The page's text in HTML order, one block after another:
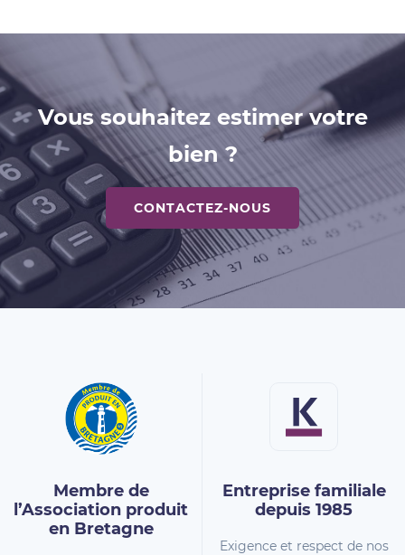
Vous souhaitez estimer votre
bien ?
CONTACTEZ-NOUS
Membre de
l’Association produit
en Bretagne
Entreprise familiale
depuis 1985
Exigence et respect de nos